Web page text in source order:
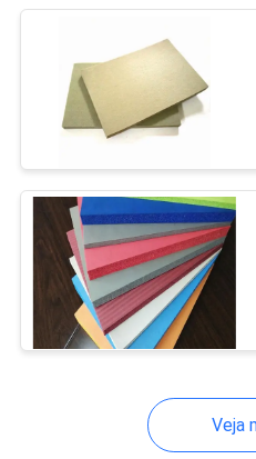
Aperto de
do punho
espuma
Esteira do
da
Veja